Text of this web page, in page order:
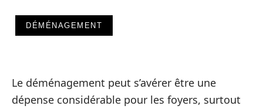
DÉMÉNAGEMENT
Le déménagement peut s’avérer être une
dépense considérable pour les foyers, surtout